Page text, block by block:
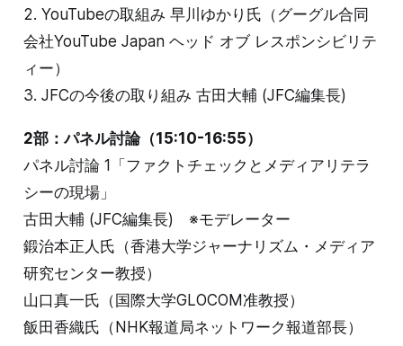
2. YouTubeの取組み 早川ゆかり氏（グーグル合同
会社YouTube Japan ヘッド オブ レスポンシビリテ
ィー）
3. JFCの今後の取り組み 古田大輔 (JFC編集長)
2部：パネル討論（15:10-16:55）
パネル討論 1「ファクトチェックとメディアリテラ
シーの現場」
古田大輔 (JFC編集長) ※モデレーター
鍛治本正人氏（香港大学ジャーナリズム・メディア
研究センター教授）
山口真一氏（国際大学GLOCOM准教授）
飯田香織氏（NHK報道局ネットワーク報道部長）